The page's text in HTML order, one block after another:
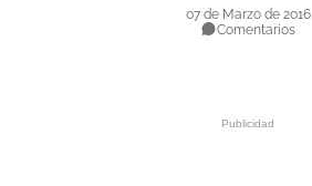
VENTANA CIUDADANA07 de Marzo de 2016
Comentarios